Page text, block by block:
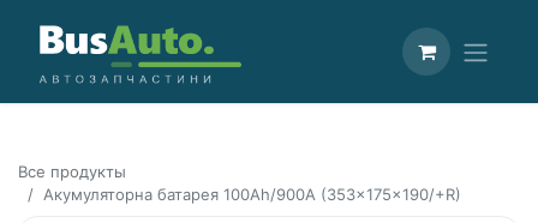
Все продукты
Акумуляторна батарея 100Ah/900A (353x175x190/+R)